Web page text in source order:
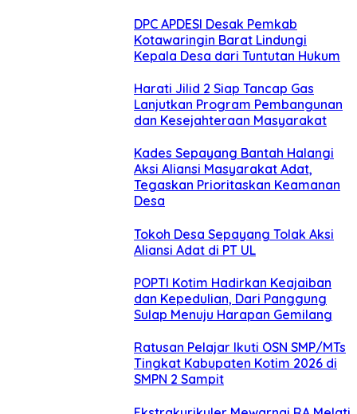
DPC APDESI Desak Pemkab
Kotawaringin Barat Lindungi
Kepala Desa dari Tuntutan Hukum
Harati Jilid 2 Siap Tancap Gas
Lanjutkan Program Pembangunan
dan Kesejahteraan Masyarakat
Kades Sepayang Bantah Halangi
Aksi Aliansi Masyarakat Adat,
Tegaskan Prioritaskan Keamanan
Desa
Tokoh Desa Sepayang Tolak Aksi
Aliansi Adat di PT UL
POPTI Kotim Hadirkan Keajaiban
dan Kepedulian, Dari Panggung
Sulap Menuju Harapan Gemilang
Ratusan Pelajar Ikuti OSN SMP/MTs
Tingkat Kabupaten Kotim 2026 di
SMPN 2 Sampit